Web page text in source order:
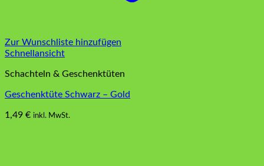
Zur Wunschliste hinzufügen
Schnellansicht
Schachteln & Geschenktüten
Geschenktüte Schwarz – Gold
1,49 € inkl. MwSt.